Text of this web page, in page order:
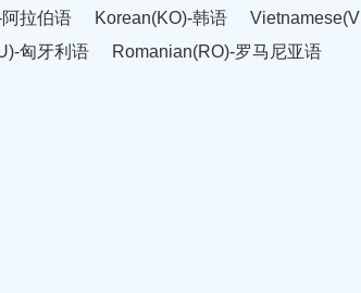
拉伯语 Korean(KO)-韩语
匈牙利语
Romanian(RO)-罗马尼亚语